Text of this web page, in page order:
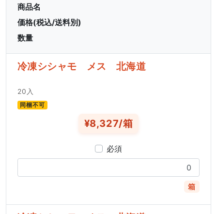
商品名
価格(税込/送料別)
数量
冷凍シシャモ メス 北海道
20入
同梱不可
¥8,327/箱
必須
箱